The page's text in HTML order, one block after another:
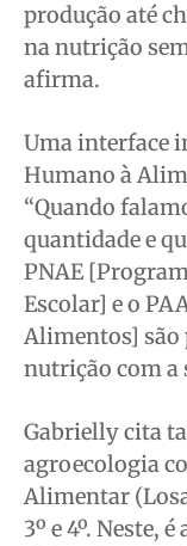
produção até
na nutrição
afirma.
Uma interface
Humano à
“Quando
quantidade e
PNAE
Escolar] e o
Alimentos] são
nutrição com a
Gabrielly cita
agroecologia
Alimentar
3º e 4º. Neste,